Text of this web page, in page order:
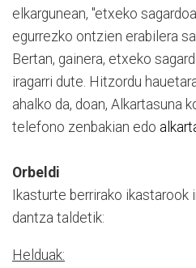
elkargunean, "etxeko
egurrezko ontzien erabilera
Bertan, gainera, etxeko
iragarri dute. Hitzordu
ahalko da, doan, Alkartasuna
telefono zenbakian edo
Orbeldi
Ikasturte berrirako ikastarook
dantza taldetik:
Helduak: